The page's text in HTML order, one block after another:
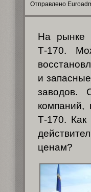
Отправлено
На рынке
Т-170.
и
заводов.
компаний,
Т-170. Как
ценам?